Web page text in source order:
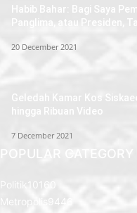
Habib Bahar: Bagi Saya
Panglima, atau Presiden,
20 December 2021
Geledah Kamar Kos
hingga Ribuan Video
7 December 2021
POPULAR CATEGORY
Politik
10160
Metropolis
9446